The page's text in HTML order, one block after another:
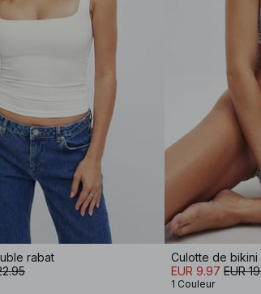
rabat
Culotte de
EUR 9.97 EUR
1 Couleur